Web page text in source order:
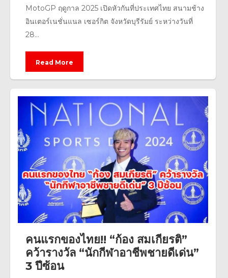
MotoGP ฤดูกาล 2025 เปิดหัวกันที่ประเทศไทย สนามช้าง
อินเตอร์เนชั่นแนล เซอร์กิต จังหวัดบุรีรัมย์ ระหว่างวันที่
28...
Read More
คนแรกของไทย!! “ก้อง สมเกียรติ”
คว้ารางวัล “นักกีฬาอาชีพชายดีเด่น”
3 ปีซ้อน